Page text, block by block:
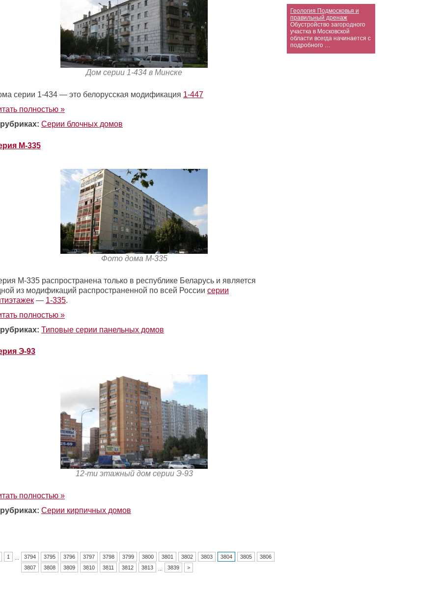
Геология Подмосковья и
правильный дренаж
Обустройство загородного
участка в Московской
области всегда начинается с
подробного …
Дом серии 1-434 в Минске
серии 1-434 — это белорусская модификация 1-447
полностью »
Серии блочных домов
М-335
Фото дома М-335
М-335 распространена только в республике Беларусь и является
из модификаций распространенной по всей России серии
— 1-335.
полностью »
Типовые серии панельных домов
Э-93
12-ти этажный дом серии Э-93
полностью »
Серии кирпичных домов
1 3794 3795 3796 3797 3798 3799 3800 3801 3802 3803 3804 3805
3806
3807
3808 3809 3810 3811 3812 3813 3839 >